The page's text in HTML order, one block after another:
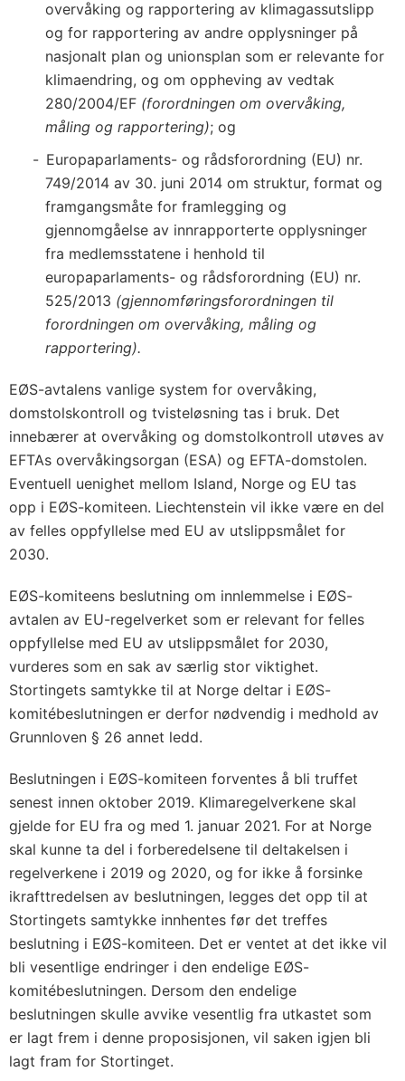
overvåking og rapportering av klimagassutslipp
og for rapportering av andre opplysninger på
nasjonalt plan og unionsplan som er relevante for
klimaendring, og om oppheving av vedtak
280/2004/EF (forordningen om overvåking,
måling og rapportering); og
Europaparlaments- og rådsforordning (EU) nr.
749/2014 av 30. juni 2014 om struktur, format og
framgangsmåte for framlegging og
gjennomgåelse av innrapporterte opplysninger
fra medlemsstatene i henhold til
europaparlaments- og rådsforordning (EU) nr.
525/2013 (gjennomføringsforordningen til
forordningen om overvåking, måling og
rapportering).
EØS-avtalens vanlige system for overvåking,
domstolskontroll og tvisteløsning tas i bruk. Det
innebærer at overvåking og domstolkontroll utøves av
EFTAs overvåkingsorgan (ESA) og EFTA-domstolen.
Eventuell uenighet mellom Island, Norge og EU tas
opp i EØS-komiteen. Liechtenstein vil ikke være en del
av felles oppfyllelse med EU av utslippsmålet for
2030.
EØS-komiteens beslutning om innlemmelse i EØS-
avtalen av EU-regelverket som er relevant for felles
oppfyllelse med EU av utslippsmålet for 2030,
vurderes som en sak av særlig stor viktighet.
Stortingets samtykke til at Norge deltar i EØS-
komitébeslutningen er derfor nødvendig i medhold av
Grunnloven § 26 annet ledd.
Beslutningen i EØS-komiteen forventes å bli truffet
senest innen oktober 2019. Klimaregelverkene skal
gjelde for EU fra og med 1. januar 2021. For at Norge
skal kunne ta del i forberedelsene til deltakelsen i
regelverkene i 2019 og 2020, og for ikke å forsinke
ikrafttredelsen av beslutningen, legges det opp til at
Stortingets samtykke innhentes før det treffes
beslutning i EØS-komiteen. Det er ventet at det ikke vil
bli vesentlige endringer i den endelige EØS-
komitébeslutningen. Dersom den endelige
beslutningen skulle avvike vesentlig fra utkastet som
er lagt frem i denne proposisjonen, vil saken igjen bli
lagt fram for Stortinget.